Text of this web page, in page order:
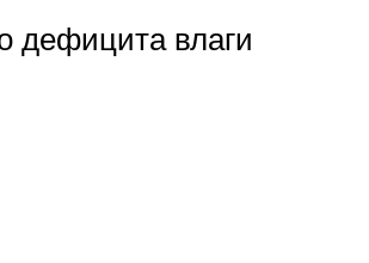
дефицита влаги